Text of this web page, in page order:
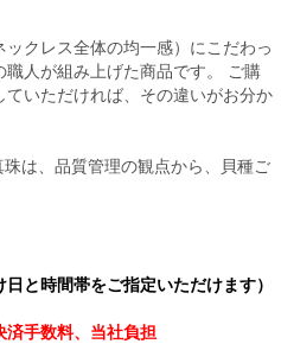
クレス全体の均一感）にこだわっ
人が組み上げた商品です。 ご購
いただければ、その違いがお分か
は、品質管理の観点から、貝種ご
と時間帯をご指定いただけます）
手数料、当社負担